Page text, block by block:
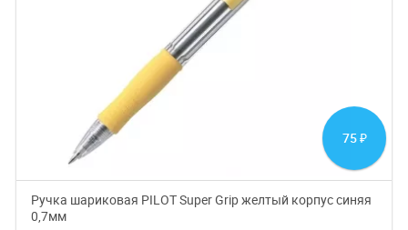
75 ₽
Ручка шариковая PILOT Super Grip желтый корпус синяя
0,7мм